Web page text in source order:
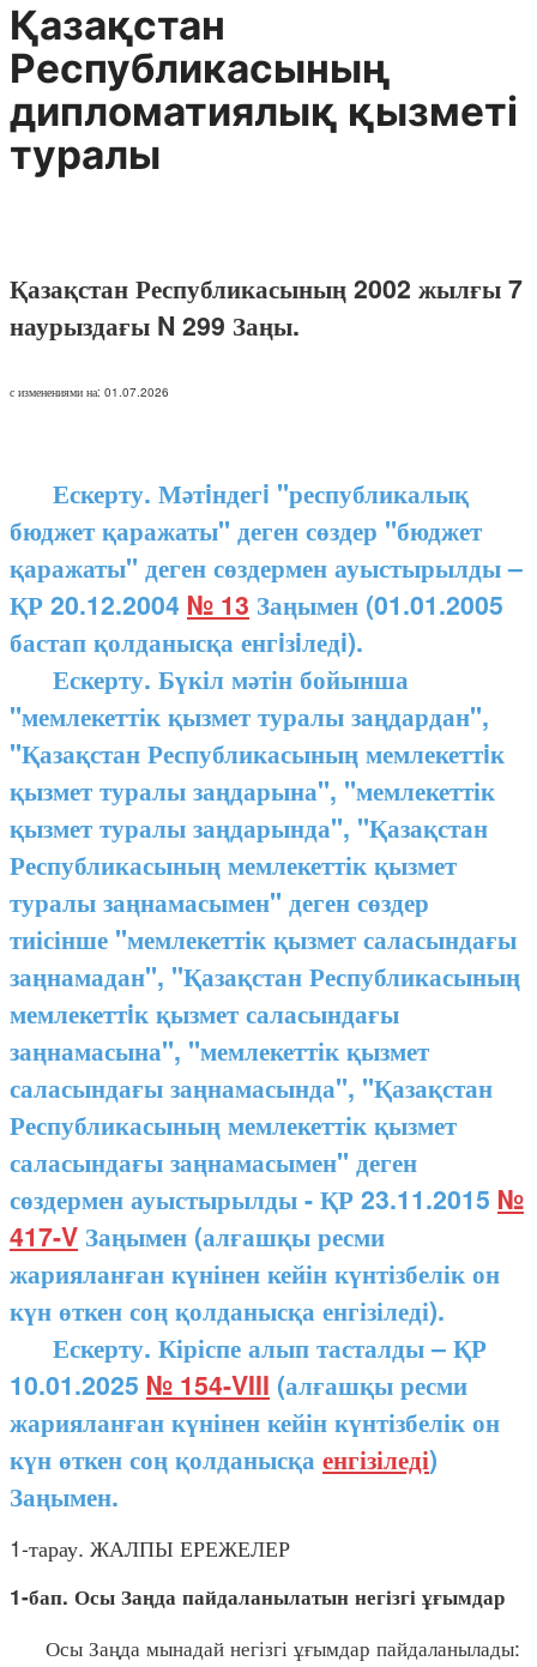
Қазақстан
Республикасының
дипломатиялық қызметі
туралы
Қазақстан Республикасының 2002 жылғы 7
наурыздағы N 299 Заңы.
с изменениями на: 01.07.2026
Ескерту. Мәтiндегi "республикалық
бюджет қаражаты" деген сөздер "бюджет
қаражаты" деген сөздермен ауыстырылды –
ҚР 20.12.2004 № 13 Заңымен (01.01.2005
бастап қолданысқа енгiзiледi).
Ескерту. Бүкіл мәтін бойынша
"мемлекеттік қызмет туралы заңдардан",
"Қазақстан Республикасының мемлекеттiк
қызмет туралы заңдарына", "мемлекеттік
қызмет туралы заңдарында", "Қазақстан
Республикасының мемлекеттік қызмет
туралы заңнамасымен" деген сөздер
тиісінше "мемлекеттік қызмет саласындағы
заңнамадан", "Қазақстан Республикасының
мемлекеттiк қызмет саласындағы
заңнамасына", "мемлекеттік қызмет
саласындағы заңнамасында", "Қазақстан
Республикасының мемлекеттік қызмет
саласындағы заңнамасымен" деген
сөздермен ауыстырылды - ҚР 23.11.2015 №
417-V Заңымен (алғашқы ресми
жарияланған күнінен кейін күнтізбелік он
күн өткен соң қолданысқа енгізіледі).
Ескерту. Кіріспе алып тасталды – ҚР
10.01.2025 № 154-VIII (алғашқы ресми
жарияланған күнінен кейін күнтізбелік он
күн өткен соң қолданысқа енгізіледі)
Заңымен.
1-тарау. ЖАЛПЫ ЕРЕЖЕЛЕР
1-бап. Осы Заңда пайдаланылатын негізгі ұғымдар
Осы Заңда мынадай негізгі ұғымдар пайдаланылады: